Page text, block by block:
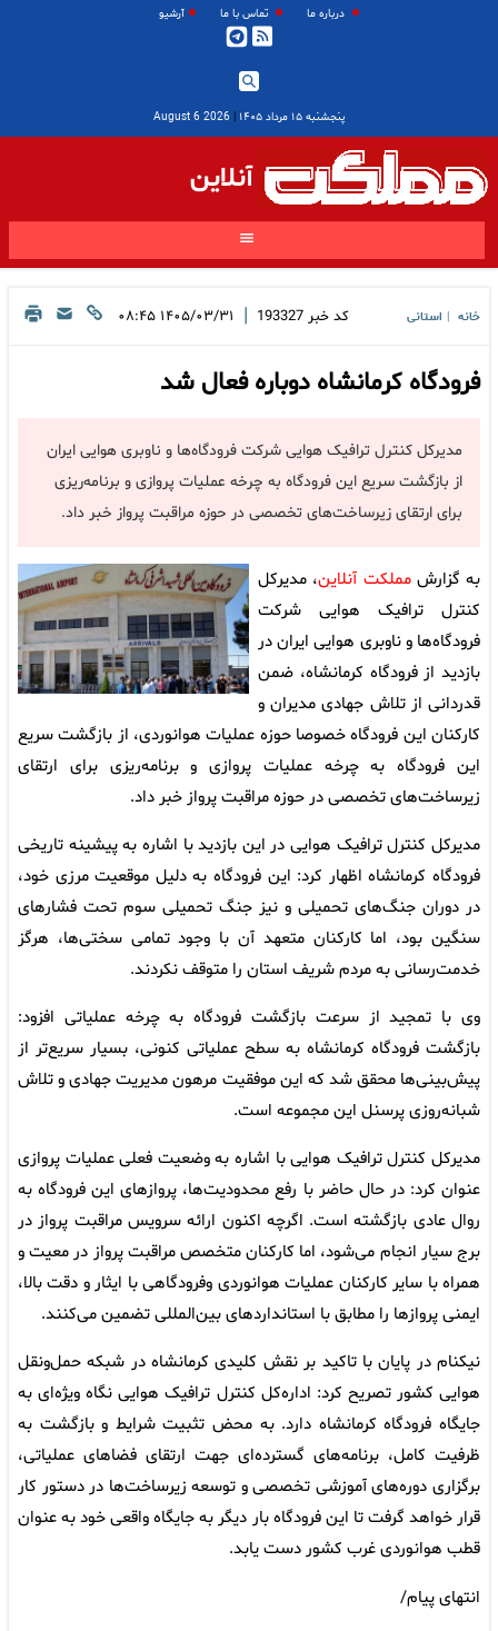
درباره ما تماس با ما آرشیو
پنجشنبه ۱۵ مرداد ۱۴۰۵ |
2026 August 6
آنلاین
خانه استانی کد خبر 193327
| ۱۴۰۵/۰۳/۳۱ ۰۸:۴۵
فرودگاه کرمانشاه دوباره فعال شد
مدیرکل کنترل ترافیک هوایی شرکت فرودگاه‌ها و ناوبری هوایی ایران
از بازگشت سریع این فرودگاه به چرخه عملیات پروازی و برنامه‌ریزی
برای ارتقای زیرساخت‌های تخصصی در حوزه مراقبت پرواز خبر داد.
به گزارشمملکت آنلاین، مدیرکل
کنترل ترافیک هوایی شرکت
فرودگاه‌ها و ناوبری هوایی ایران در
بازدید از فرودگاه کرمانشاه، ضمن
قدردانی از تلاش جهادی مدیران و
کارکنان این فرودگاه خصوصا حوزه عملیات هوانوردی، از بازگشت سریع
این فرودگاه به چرخه عملیات پروازی و برنامه‌ریزی برای ارتقای
زیرساخت‌های تخصصی در حوزه مراقبت پرواز خبر داد.
مدیرکل کنترل ترافیک هوایی در این بازدید با اشاره به پیشینه تاریخی
فرودگاه کرمانشاه اظهار کرد: این فرودگاه به دلیل موقعیت مرزی خود،
در دوران جنگ‌های تحمیلی و نیز جنگ تحمیلی سوم تحت فشارهای
سنگین بود، اما کارکنان متعهد آن با وجود تمامی سختی‌ها، هرگز
خدمت‌رسانی به مردم شریف استان را متوقف نکردند.
وی با تمجید از سرعت بازگشت فرودگاه به چرخه عملیاتی افزود:
بازگشت فرودگاه کرمانشاه به سطح عملیاتی کنونی، بسیار سریع‌تر از
پیش‌بینی‌ها محقق شد که این موفقیت مرهون مدیریت جهادی و تلاش
شبانه‌روزی پرسنل این مجموعه است.
مدیرکل کنترل ترافیک هوایی با اشاره به وضعیت فعلی عملیات پروازی
عنوان کرد: در حال حاضر با رفع محدودیت‌ها، پروازهای این فرودگاه به
روال عادی بازگشته است. اگرچه اکنون ارائه سرویس مراقبت پرواز در
برج سیار انجام می‌شود، اما کارکنان متخصص مراقبت پرواز در معیت و
همراه با سایر کارکنان عملیات هوانوردی وفرودگاهی با ایثار و دقت بالا،
ایمنی پروازها را مطابق با استانداردهای بین‌المللی تضمین می‌کنند.
نیکنام در پایان با تاکید بر نقش کلیدی کرمانشاه در شبکه حمل‌ونقل
هوایی کشور تصریح کرد: اداره‌کل کنترل ترافیک هوایی نگاه ویژه‌ای به
جایگاه فرودگاه کرمانشاه دارد. به محض تثبیت شرایط و بازگشت به
ظرفیت کامل، برنامه‌های گسترده‌ای جهت ارتقای فضاهای عملیاتی،
برگزاری دوره‌های آموزشی تخصصی و توسعه زیرساخت‌ها در دستور کار
قرار خواهد گرفت تا این فرودگاه بار دیگر به جایگاه واقعی خود به عنوان
قطب هوانوردی غرب کشور دست یابد.
انتهای پیام/